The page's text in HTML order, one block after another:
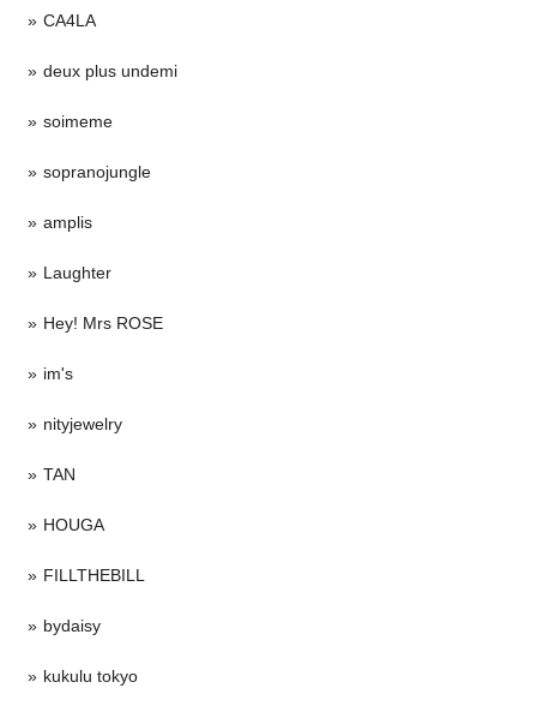
CA4LA
deux plus undemi
soimeme
sopranojungle
amplis
Laughter
Hey! Mrs ROSE
im's
nityjewelry
TAN
HOUGA
FILLTHEBILL
bydaisy
kukulu tokyo